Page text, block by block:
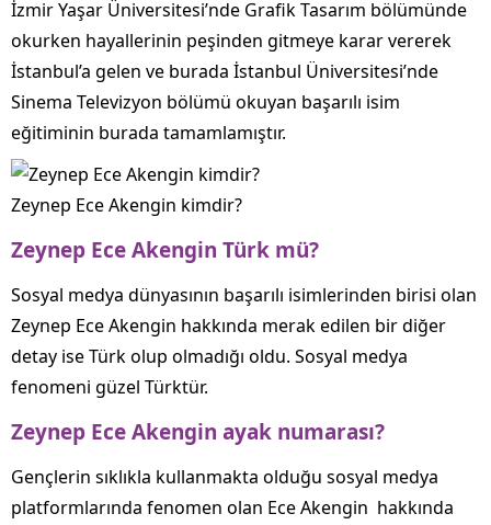
İzmir Yaşar Üniversitesi’nde Grafik Tasarım bölümünde
okurken hayallerinin peşinden gitmeye karar vererek
İstanbul’a gelen ve burada İstanbul Üniversitesi’nde
Sinema Televizyon bölümü okuyan başarılı isim
eğitiminin burada tamamlamıştır.
Zeynep Ece Akengin kimdir?
Zeynep Ece Akengin Türk mü?
Sosyal medya dünyasının başarılı isimlerinden birisi olan
Zeynep Ece Akengin hakkında merak edilen bir diğer
detay ise Türk olup olmadığı oldu. Sosyal medya
fenomeni güzel Türktür.
Zeynep Ece Akengin ayak numarası?
Gençlerin sıklıkla kullanmakta olduğu sosyal medya
platformlarında fenomen olan Ece Akengin hakkında